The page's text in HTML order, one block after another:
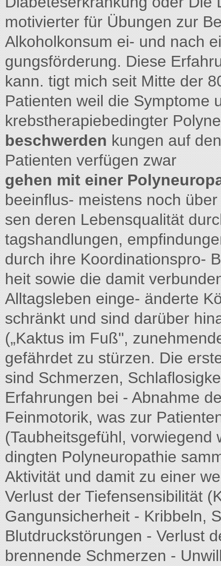
motivierter für Übungen zur
Alkoholkonsum ei- und nach
gungsförderung. Diese
kann. tigt mich seit Mitte der
Patienten weil die Symptome
krebstherapiebedingter
beschwerden kungen auf
Patienten verfügen zwar
gehen mit einer
beeinflus- meistens noch
sen deren Lebensqualität
tagshandlungen,
durch ihre Koordinationspro-
heit sowie die damit
Alltagsleben einge- änderte
schränkt und sind darüber
(„Kaktus im Fuß",
gefährdet zu stürzen. Die
sind Schmerzen,
Erfahrungen bei - Abnahme
Feinmotorik, was zur
(Taubheitsgefühl,
dingten Polyneuropathie
Aktivität und damit zu einer
Verlust der Tiefensensibilität
Gangunsicherheit - Kribbeln,
Blutdruckstörungen - Verlust
brennende Schmerzen -